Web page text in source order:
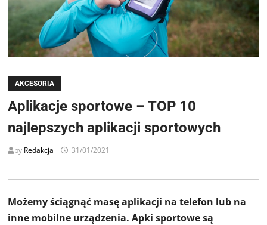
AKCESORIA
Aplikacje sportowe – TOP 10
najlepszych aplikacji sportowych
by Redakcja 31/01/2021
Możemy ściągnąć masę aplikacji na telefon lub na
inne mobilne urządzenia. Apki sportowe są